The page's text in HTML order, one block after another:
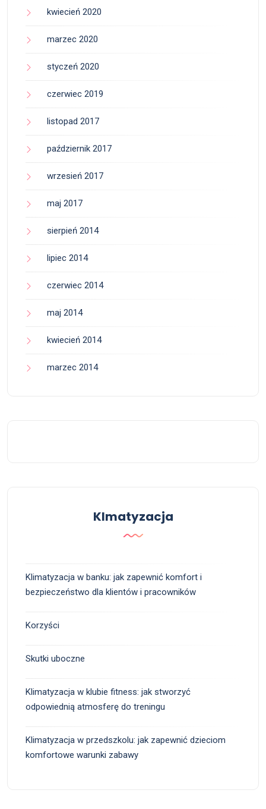
kwiecień 2020
marzec 2020
styczeń 2020
czerwiec 2019
listopad 2017
październik 2017
wrzesień 2017
maj 2017
sierpień 2014
lipiec 2014
czerwiec 2014
maj 2014
kwiecień 2014
marzec 2014
Klmatyzacja
Klimatyzacja w banku: jak zapewnić komfort i
bezpieczeństwo dla klientów i pracowników
Korzyści
Skutki uboczne
Klimatyzacja w klubie fitness: jak stworzyć
odpowiednią atmosferę do treningu
Klimatyzacja w przedszkolu: jak zapewnić dzieciom
komfortowe warunki zabawy